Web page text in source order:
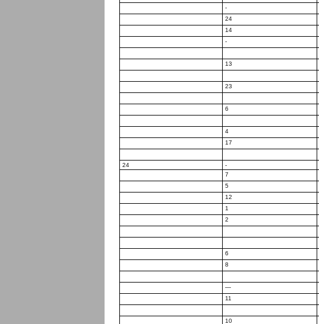
-
24
14
-
13
23
6
4
17
24
-
7
5
12
1
2
6
8
—
11
10